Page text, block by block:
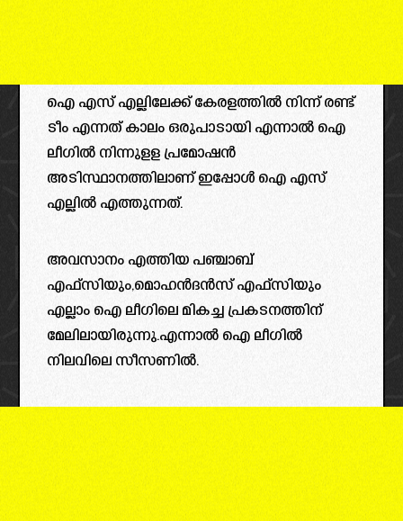
ഐ എസ് എല്ലിലേക്ക് കേരളത്തിൽ നിന്ന് രണ്ട്
ടീം എന്നത് കാലം ഒരുപാടായി എന്നാൽ ഐ
ലീഗിൽ നിന്നുളള പ്രമോഷൻ
അടിസ്ഥാനത്തിലാണ് ഇപ്പോൾ ഐ എസ്
എല്ലിൽ എത്തുന്നത്.
അവസാനം എത്തിയ പഞ്ചാബ്
എഫ്സിയും,മൊഹൻദൻസ് എഫ്സിയും
എല്ലാം ഐ ലീഗിലെ മികച്ച പ്രകടനത്തിന്
മേലിലായിരുന്നു.എന്നാൽ ഐ ലീഗിൽ
നിലവിലെ സീസണിൽ.